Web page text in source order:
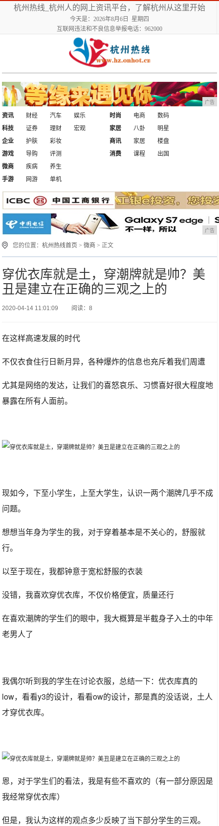
杭州热线_杭州人的网上资讯平台，了解杭州从这里开始
今天是：2026年8月6日 星期四
互联网违法和不良信息举报电话：962000
广告
资讯 财经 汽车
娱乐
科技
证券 理财 宏观
时尚 电商
数码
家居
八卦
明星
企业
护肤
彩妆
游戏
导购 评测
商讯 家居
楼盘
消费
课程
出国
微商
疾病
养生
手游
网游 单机
广告
您的位置：杭州热线首页 >微商 > 正文
穿优衣库就是土，穿潮牌就是帅？美
丑是建立在正确的三观之上的
2020-04-14 11:01:09 阅读：8
在这样高速发展的时代
不仅衣食住行日新月异，各种爆炸的信息也充斥着我们周遭
尤其是网络的发达，让我们的喜怒哀乐、习惯喜好很大程度地
暴露在所有人面前。
现如今，下至小学生，上至大学生，认识一两个潮牌几乎不成
问题。
想想当年身为学生的我，对于穿着基本是不关心的，舒服就
行。
以至于现在，我都钟意于宽松舒服的衣装
没错，我喜欢穿优衣库，不仅价格便宜，质量还行
在喜欢潮牌的学生们的眼中，我大概算是半截身子入土的中年
老男人了
我偶尔听到我的学生在讨论衣服，总结一下：优衣库真的
low，看看y3的设计，看看ow的设计，那是真的没话说，土人
才穿优衣库。
恩，对于学生们的看法，我是有些不喜欢的（有一部分原因是
我经常穿优衣库）
但是，我认为这样的观点多少反映了当下部分学生的三观。